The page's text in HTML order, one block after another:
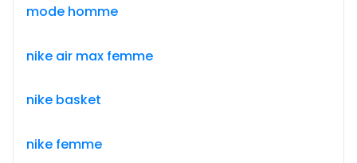
mode homme
nike air max femme
nike basket
nike femme